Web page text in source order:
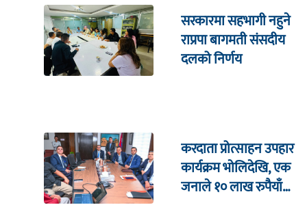
सरकारमा सहभागी नहुने
राप्रपा बागमती संसदीय
दलको निर्णय
करदाता प्रोत्साहन उपहार
कार्यक्रम भाेलिदेखि, एक
जनाले १० लाख रुपैयाँ